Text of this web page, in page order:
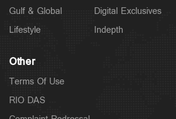
Gulf & Global
Lifestyle
Digital Exclusives
Indepth
Other
Terms Of Use
RIO DAS